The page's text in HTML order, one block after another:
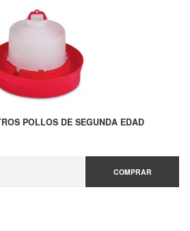
POLLOS DE SEGUNDA EDAD
COMPRAR